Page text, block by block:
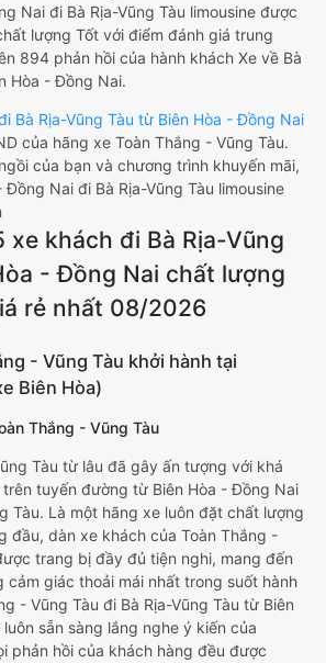
Nai đi Bà Rịa-Vũng Tàu limousine được
lượng Tốt với điểm đánh giá trung
894 phản hồi của hành khách Xe về Bà
Hòa - Đồng Nai.
Bà Rịa-Vũng Tàu từ Biên Hòa - Đồng Nai
của hãng xe Toàn Thắng - Vũng Tàu.
của bạn và chương trình khuyến mãi,
Nai đi Bà Rịa-Vũng Tàu limousine
xe khách đi Bà Rịa-Vũng
- Đồng Nai chất lượng
rẻ nhất 08/2026
- Vũng Tàu khởi hành tại
Biên Hòa)
Thắng - Vũng Tàu
Tàu từ lâu đã gây ấn tượng với khá
trên tuyến đường từ Biên Hòa - Đồng Nai
Tàu. Là một hãng xe luôn đặt chất lượng
đầu, dàn xe khách của Toàn Thắng -
trang bị đầy đủ tiện nghi, mang đến
cảm giác thoải mái nhất trong suốt hành
- Vũng Tàu đi Bà Rịa-Vũng Tàu từ Biên
sẵn sàng lắng nghe ý kiến của
phản hồi của khách hàng đều được